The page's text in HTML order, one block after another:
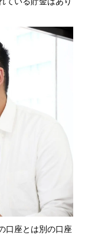
口座とは別の口座